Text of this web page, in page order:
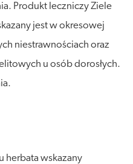
Produkt leczniczy Ziele
jest w okresowej
niestrawnościach oraz
u osób dorosłych.
herbata wskazany